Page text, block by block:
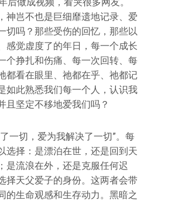
神岂不也是巨细靡遗地记录、爱
切吗？那些受伤的回忆，那些以
感觉虚度了的年日，每一个成长
个挣扎和伤痛、每一次回转、每
都看在眼里、祂都在乎、祂都记
如此熟悉我们每一个人，认识我
且坚定不移地爱我们吗？
一切，爱为我解决了一切”。每
选择：是漂泊在世，还是回到天
是流浪在外，还是克服任何迟
择天父爱子的身份。这两者会带
的生命观感和生存动力。黑暗之